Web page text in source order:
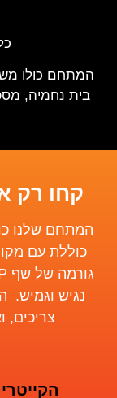
המתחם כולו
בית נחמיה,
קחו רק
המתחם שלנו
כוללת עם
גורמה של שף
נגיש וגמיש.
צריכים,